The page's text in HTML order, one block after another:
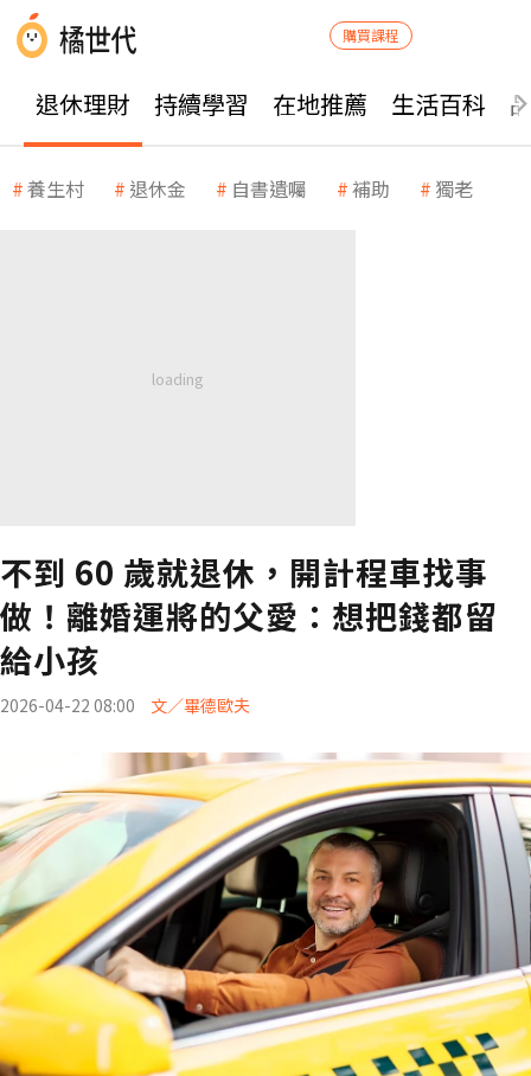
購買課程
退休理財 持續學習 在地推薦 生活百科
養生村 退休金 自書遺囑 補助 獨老
不到 60 歲就退休，開計程車找事
做！離婚運將的父愛：想把錢都留
給小孩
2026-04-22 08:00 文／畢德歐夫